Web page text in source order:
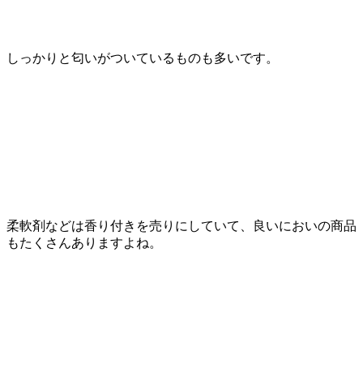
しっかりと匂いがついているものも多いです。
柔軟剤などは香り付きを売りにしていて、良いにおいの商品
もたくさんありますよね。